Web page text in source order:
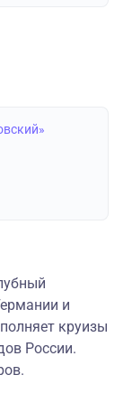
и
круизы
России.